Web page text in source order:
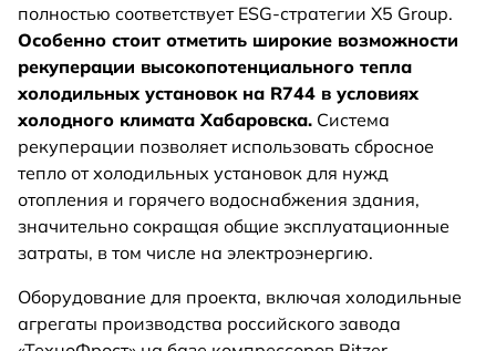
полностью соответствует ESG-стратегии X5 Group.
Особенно стоит отметить широкие возможности
рекуперации высокопотенциального тепла
холодильных установок на R744 в условиях
холодного климата Хабаровска. Система
рекуперации позволяет использовать сбросное
тепло от холодильных установок для нужд
отопления и горячего водоснабжения здания,
значительно сокращая общие эксплуатационные
затраты, в том числе на электроэнергию.
Оборудование для проекта, включая холодильные
агрегаты производства российского завода